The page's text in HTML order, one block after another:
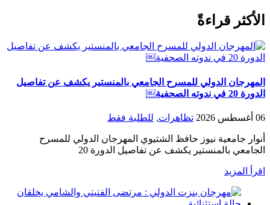
الأكثر قراءةً
المهرجان الدولي للمسرح الجامعي بالمنستير يكشف عن تفاصيل
الدورة 20 في ندوته الصحفية￼
06 أغسطس 2026 تظاهرات, للطلبة فقط
أنوار جامعية نيوز حافظ الشتيوي المهرجان الدولي للمسرح
الجامعي بالمنستير يكشف عن تفاصيل الدورة 20
اقرأ المزيد